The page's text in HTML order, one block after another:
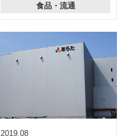
食品・流通
2019.08